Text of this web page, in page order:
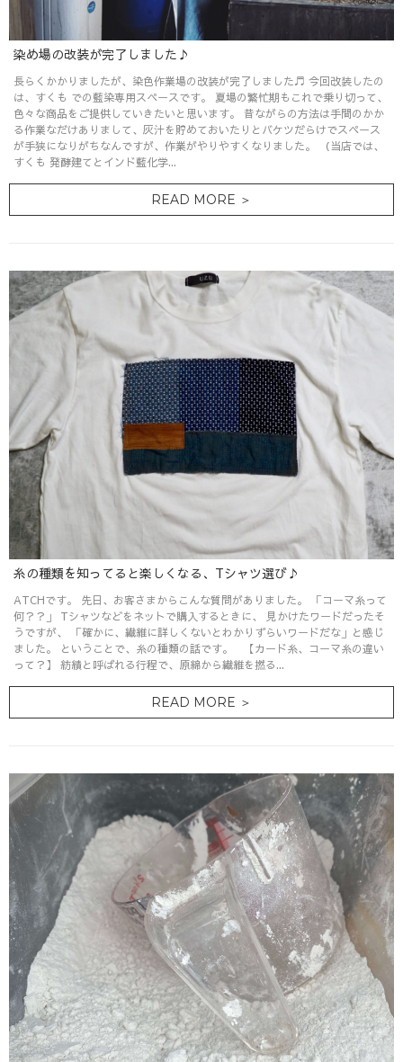
染め場の改装が完了しました♪
長らくかかりましたが、染色作業場の改装が完了しました♬ 今回改装したの
は、すくも での藍染専用スペースです。 夏場の繁忙期もこれで乗り切って、
色々な商品をご提供していきたいと思います。 昔ながらの方法は手間のかか
る作業なだけありまして、灰汁を貯めておいたりとバケツだらけでスペース
が手狭になりがちなんですが、作業がやりやすくなりました。 （当店では、
すくも 発酵建てとインド藍化学...
READ MORE ＞
糸の種類を知ってると楽しくなる、Tシャツ選び♪
ATCHです。 先日、お客さまからこんな質問がありました。 「コーマ糸って
何？？」 Tシャツなどをネットで購入するときに、 見かけたワードだったそ
うですが、 「確かに、繊維に詳しくないとわかりずらいワードだな」と感じ
ました。 ということで、糸の種類の話です。 【カード糸、コーマ糸の違い
って？】 紡績と呼ばれる行程で、原綿から繊維を撚る...
READ MORE ＞